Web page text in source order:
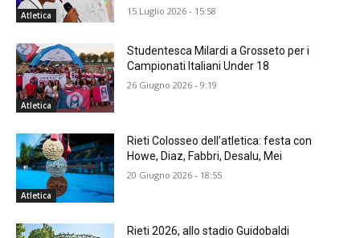
Atletica 15 Luglio 2026 - 15:58
Atletica
Studentesca Milardi a Grosseto per i
Campionati Italiani Under 18
26 Giugno 2026 - 9:19
Atletica
Rieti Colosseo dell’atletica: festa con
Howe, Diaz, Fabbri, Desalu, Mei
20 Giugno 2026 - 18:55
Rieti 2026, allo stadio Guidobaldi